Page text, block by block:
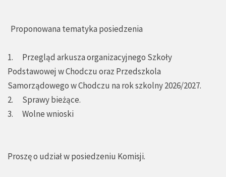
Proponowana tematyka posiedzenia
1. Przegląd arkusza organizacyjnego Szkoły
Podstawowej w Chodczu oraz Przedszkola
Samorządowego w Chodczu na rok szkolny 2026/2027.
2. Sprawy bieżące.
3. Wolne wnioski
Proszę o udział w posiedzeniu Komisji.